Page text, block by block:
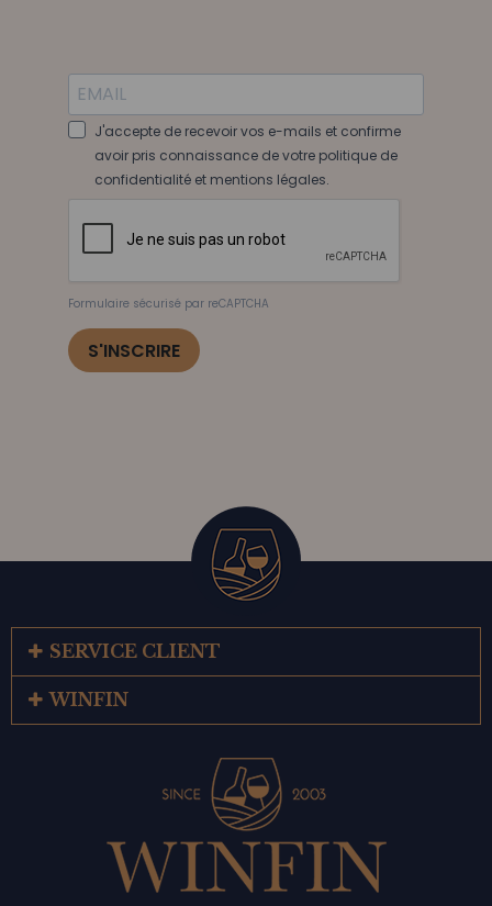
J'accepte de recevoir vos e-mails et confirme
avoir pris connaissance de votre politique de
confidentialité et mentions légales.
Formulaire sécurisé par reCAPTCHA
S'INSCRIRE
SERVICE CLIENT
WINFIN